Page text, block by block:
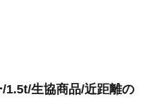
1.5t/生協商品/近距離の